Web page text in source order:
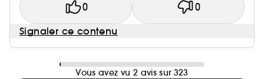
0 0
Signaler ce contenu
Vous avez vu 2 avis sur 323